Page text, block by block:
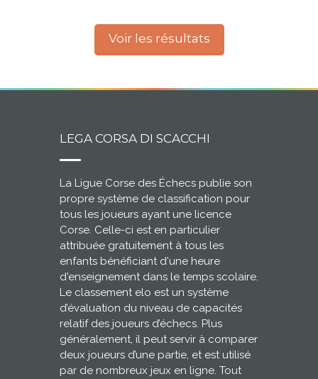
Voir les résultats
LEGA CORSA DI SCACCHI
La Ligue Corse des Échecs publie son
propre système de classification pour
tous les joueurs ayant une licence
Corse. Celle-ci est en particulier
attribuée gratuitement à tous les
enfants bénéficiant d'une heure
d'enseignement dans le temps scolaire.
Le classement elo est un système
d’évaluation du niveau de capacités
relatif des joueurs d’échecs. Plus
généralement, il peut servir à comparer
deux joueurs d’une partie, et est utilisé
par de nombreux jeux en ligne. Tout